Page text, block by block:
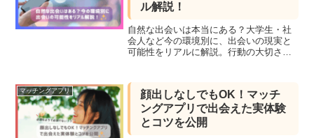
ル解説！
自然な出会いは本当にある？大学生・社
会人など今の環境別に、出会いの現実と
可能性をリアルに解説。行動の大切さと
マッチングアプリ
顔出しなしでもOK！マッチ
ングアプリで出会えた実体験
とコツを公開